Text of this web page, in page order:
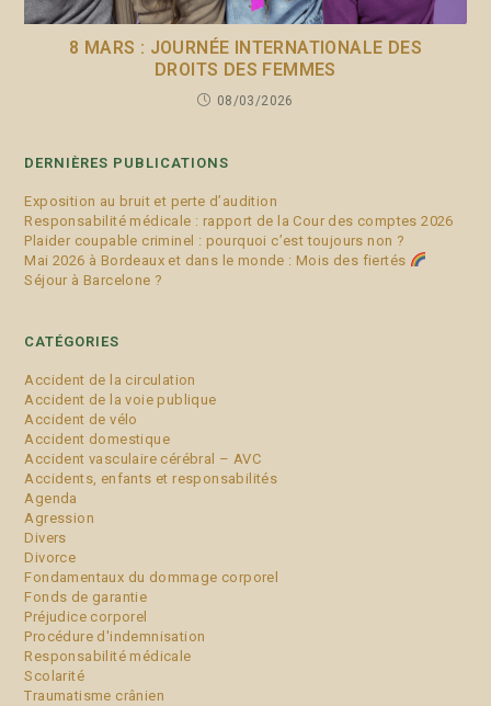
8 MARS : JOURNÉE INTERNATIONALE DES
DROITS DES FEMMES
08/03/2026
DERNIÈRES PUBLICATIONS
Exposition au bruit et perte d’audition
Responsabilité médicale : rapport de la Cour des comptes 2026
Plaider coupable criminel : pourquoi c’est toujours non ?
Mai 2026 à Bordeaux et dans le monde : Mois des fiertés
Séjour à Barcelone ?
CATÉGORIES
Accident de la circulation
Accident de la voie publique
Accident de vélo
Accident domestique
Accident vasculaire cérébral – AVC
Accidents, enfants et responsabilités
Agenda
Agression
Divers
Divorce
Fondamentaux du dommage corporel
Fonds de garantie
Préjudice corporel
Procédure d'indemnisation
Responsabilité médicale
Scolarité
Traumatisme crânien